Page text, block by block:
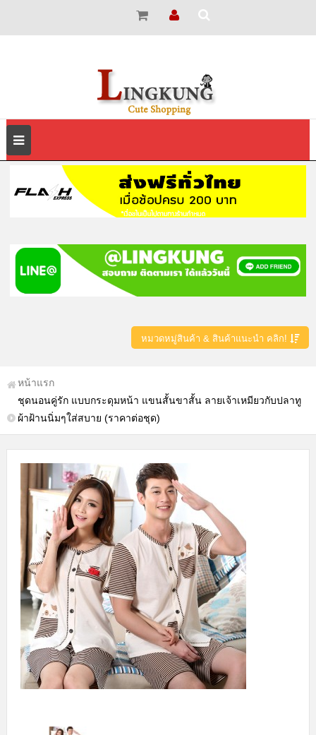
หมวดหมู่สินค้า & สินค้าแนะนำ คลิก!
หน้าแรก
ชุดนอนคู่รัก แบบกระดุมหน้า แขนสั้นขาสั้น ลายเจ้าเหมียวกับปลาทู
ผ้าฝ้านนิ่มๆใส่สบาย (ราคาต่อชุด)